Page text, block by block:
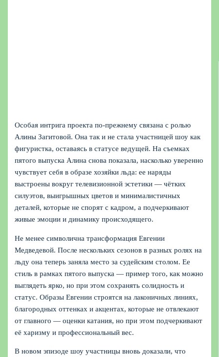
Особая интрига проекта по‑прежнему связана с ролью
Алины Загитовой. Она так и не стала участницей шоу как
фигуристка, оставаясь в статусе ведущей. На съемках
пятого выпуска Алина снова показала, насколько уверенно
чувствует себя в образе хозяйки льда: ее наряды
выстроены вокруг телевизионной эстетики — чётких
силуэтов, выигрышных цветов и минималистичных
деталей, которые не спорят с кадром, а подчеркивают
живые эмоции и динамику происходящего.
Не менее символична трансформация Евгении
Медведевой. После нескольких сезонов в разных ролях на
льду она теперь заняла место за судейским столом. Ее
стиль в рамках пятого выпуска — пример того, как можно
выглядеть ярко, но при этом сохранять солидность и
статус. Образы Евгении строятся на лаконичных линиях,
благородных оттенках и акцентах, которые не отвлекают
от главного — оценки катания, но при этом подчеркивают
её харизму и профессиональный вес.
В новом эпизоде шоу участницы вновь доказали, что